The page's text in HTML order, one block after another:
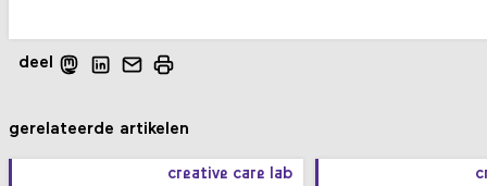
deel
gerelateerde artikelen
creative care lab